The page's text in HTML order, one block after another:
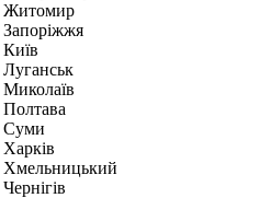
Житомир
Запоріжжя
Київ
Луганськ
Миколаїв
Полтава
Суми
Харків
Хмельницький
Чернігів